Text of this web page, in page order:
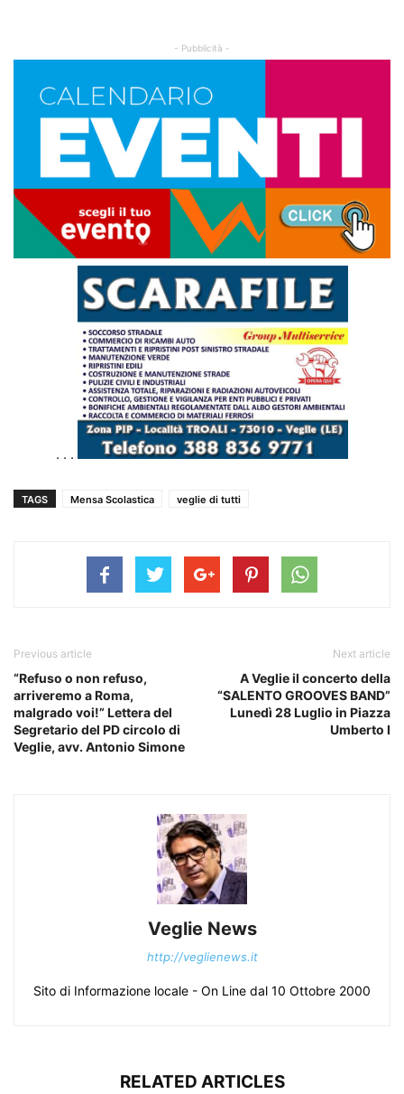
- Pubblicità -
. . .
TAGS Mensa Scolastica veglie di tutti
Previous article
“Refuso o non refuso,
arriveremo a Roma,
malgrado voi!” Lettera del
Segretario del PD circolo di
Veglie, avv. Antonio Simone
Next article
A Veglie il concerto della
“SALENTO GROOVES BAND”
Lunedì 28 Luglio in Piazza
Umberto I
Veglie News
http://veglienews.it
Sito di Informazione locale - On Line dal 10 Ottobre 2000
RELATED ARTICLES